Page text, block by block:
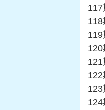
117
118
119
120
121
122
123
124